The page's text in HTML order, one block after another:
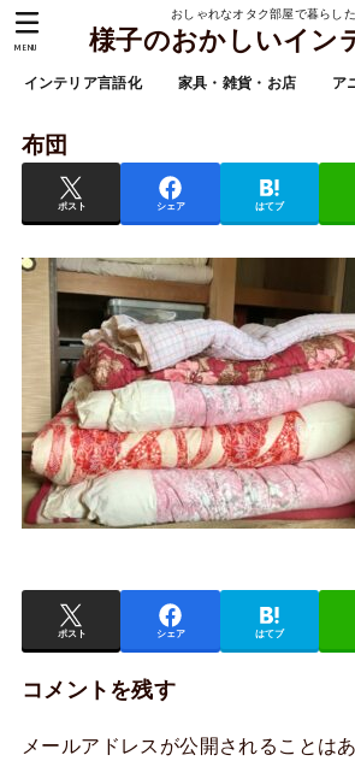
おしゃれなオタク部屋で暮らし
様子のおかしいイン
インテリア言語化 家具・雑貨・お店 ア
MENU
布団
ポスト シェア はてブ
ポスト シェア はてブ
コメントを残す
メールアドレスが公開されることは